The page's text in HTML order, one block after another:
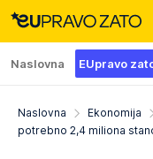
Naslovna EUpravo
Naslovna Ekonomija
potrebno 2,4 miliona